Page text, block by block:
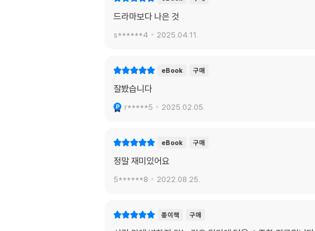
드라마보다 나은 것
s******4 2025.04.11.
eBook 구매
잘봤습니다
r*****5 2025.02.05.
eBook 구매
정말 재미있어요
5******8 2022.08.25.
종이책 구매